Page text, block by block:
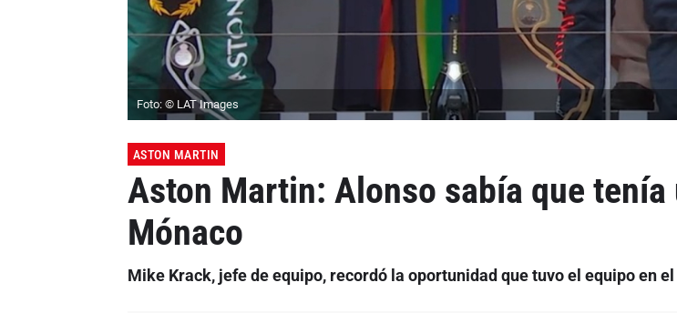
Foto: © LAT Images
ASTON MARTIN
Aston Martin: Alonso sabía que
Mónaco
Mike Krack, jefe de equipo, recordó la oportunidad que tuvo el equipo en